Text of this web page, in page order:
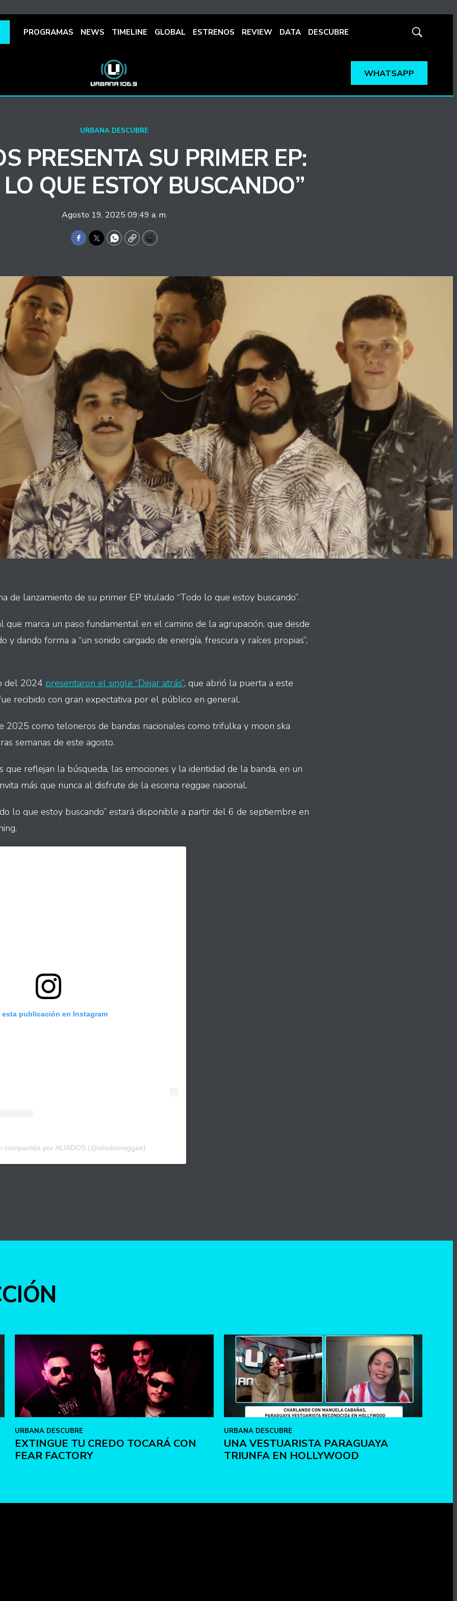
PROGRAMAS NEWS TIMELINE GLOBAL ESTRENOS REVIEW DATA DESCUBRE
Mostrar
WHATSAPP
URBANA DESCUBRE
PRESENTA SU PRIMER EP:
QUE ESTOY BUSCANDO”
Agosto 19, 2025 09:49 a. m.
Facebook
TwitterWhatsApp
CopyPrint
de lanzamiento de su primer EP titulado “Todo lo que estoy buscando”.
que marca un paso fundamental en el camino de la agrupación, que desde
y dando forma a “un sonido cargado de energía, frescura y raíces propias”,
del 2024 presentaron el single “Dejar atrás”, que abrió la puerta a este
recibido con gran expectativa por el público en general.
2025 como teloneros de bandas nacionales como trifulka y moon ska
semanas de este agosto.
que reflejan la búsqueda, las emociones y la identidad de la banda, en un
más que nunca al disfrute de la escena reggae nacional.
lo que estoy buscando” estará disponible a partir del 6 de septiembre en
esta publicación en Instagram
compartida por ALIADOS (@aliadosreggae)
URBANA DESCUBRE
EXTINGUE TU CREDO TOCARÁ CON
FEAR FACTORY
URBANA DESCUBRE
UNA VESTUARISTA PARAGUAYA
TRIUNFA EN HOLLYWOOD